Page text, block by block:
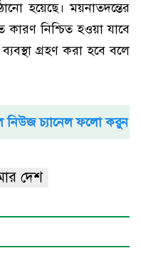
হয়েছে। ময়নাতদন্তের
নিশ্চিত হওয়া যাবে
গ্রহণ করা হবে বলে
নিউজ চ্যানেল ফলো করুন
দেশ